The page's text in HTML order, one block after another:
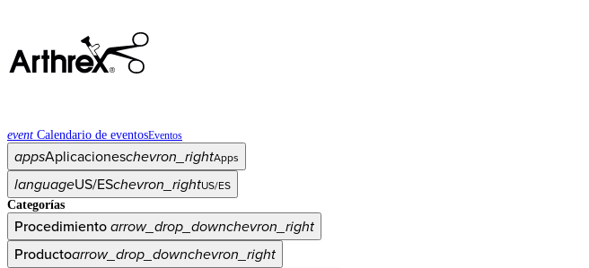
event Calendario de eventosEventos
appsAplicacioneschevron_rightApps
languageUS/ESchevron_rightUS/ES
Categorías
Procedimientoarrow_drop_downchevron_right
Productoarrow_drop_downchevron_right